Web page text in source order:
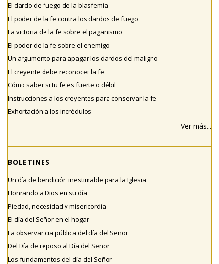
El dardo de fuego de la blasfemia
El poder de la fe contra los dardos de fuego
La victoria de la fe sobre el paganismo
El poder de la fe sobre el enemigo
Un argumento para apagar los dardos del maligno
El creyente debe reconocer la fe
Cómo saber si tu fe es fuerte o débil
Instrucciones a los creyentes para conservar la fe
Exhortación a los incrédulos
Ver más...
BOLETINES
Un día de bendición inestimable para la Iglesia
Honrando a Dios en su día
Piedad, necesidad y misericordia
El día del Señor en el hogar
La observancia pública del día del Señor
Del Día de reposo al Día del Señor
Los fundamentos del día del Señor